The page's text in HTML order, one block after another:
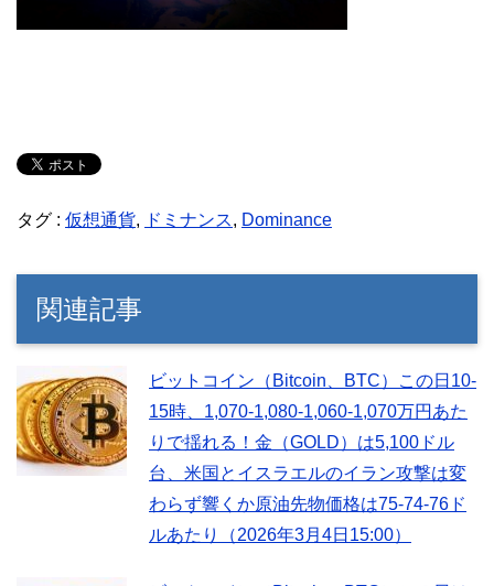
タグ : 仮想通貨, ドミナンス, Dominance
関連記事
ビットコイン（Bitcoin、BTC）この日10-
15時、1,070-1,080-1,060-1,070万円あた
りで揺れる！金（GOLD）は5,100ドル
台、米国とイスラエルのイラン攻撃は変
わらず響くか原油先物価格は75-74-76ド
ルあたり（2026年3月4日15:00）